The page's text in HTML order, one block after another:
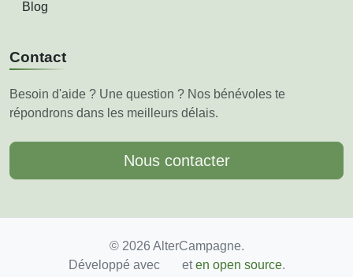
Blog
Contact
Besoin d'aide ? Une question ? Nos bénévoles te
répondrons dans les meilleurs délais.
Nous contacter
© 2026 AlterCampagne.
Développé avec
eten open source.